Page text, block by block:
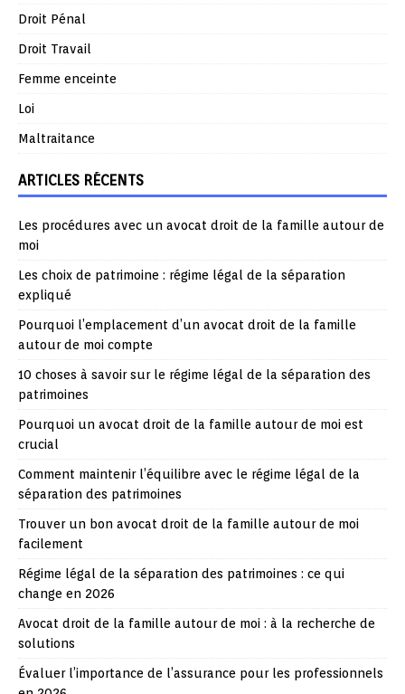
Droit Pénal
Droit Travail
Femme enceinte
Loi
Maltraitance
ARTICLES RÉCENTS
Les procédures avec un avocat droit de la famille autour de
moi
Les choix de patrimoine : régime légal de la séparation
expliqué
Pourquoi l’emplacement d’un avocat droit de la famille
autour de moi compte
10 choses à savoir sur le régime légal de la séparation des
patrimoines
Pourquoi un avocat droit de la famille autour de moi est
crucial
Comment maintenir l’équilibre avec le régime légal de la
séparation des patrimoines
Trouver un bon avocat droit de la famille autour de moi
facilement
Régime légal de la séparation des patrimoines : ce qui
change en 2026
Avocat droit de la famille autour de moi : à la recherche de
solutions
Évaluer l’importance de l’assurance pour les professionnels